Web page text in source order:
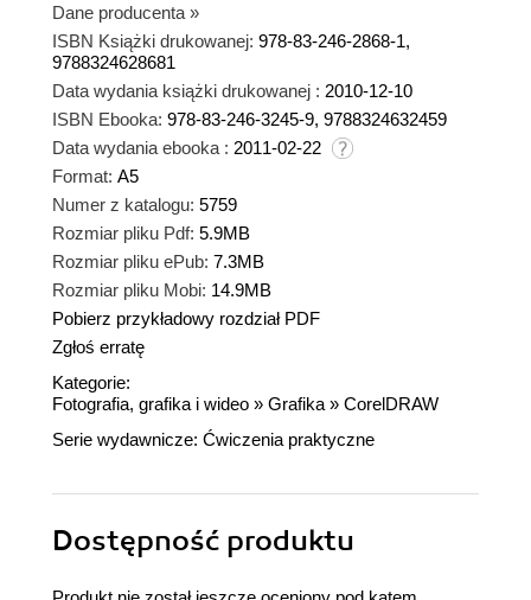
Dane producenta »
ISBN Książki drukowanej: 978-83-246-2868-1,
9788324628681
Data wydania książki drukowanej : 2010-12-10
ISBN Ebooka: 978-83-246-3245-9, 9788324632459
Data wydania ebooka : 2011-02-22
Format: A5
Numer z katalogu: 5759
Rozmiar pliku Pdf: 5.9MB
Rozmiar pliku ePub: 7.3MB
Rozmiar pliku Mobi: 14.9MB
Pobierz przykładowy rozdział PDF
Zgłoś erratę
Kategorie:
Fotografia, grafika i wideo » Grafika » CorelDRAW
Serie wydawnicze: Ćwiczenia praktyczne
Dostępność produktu